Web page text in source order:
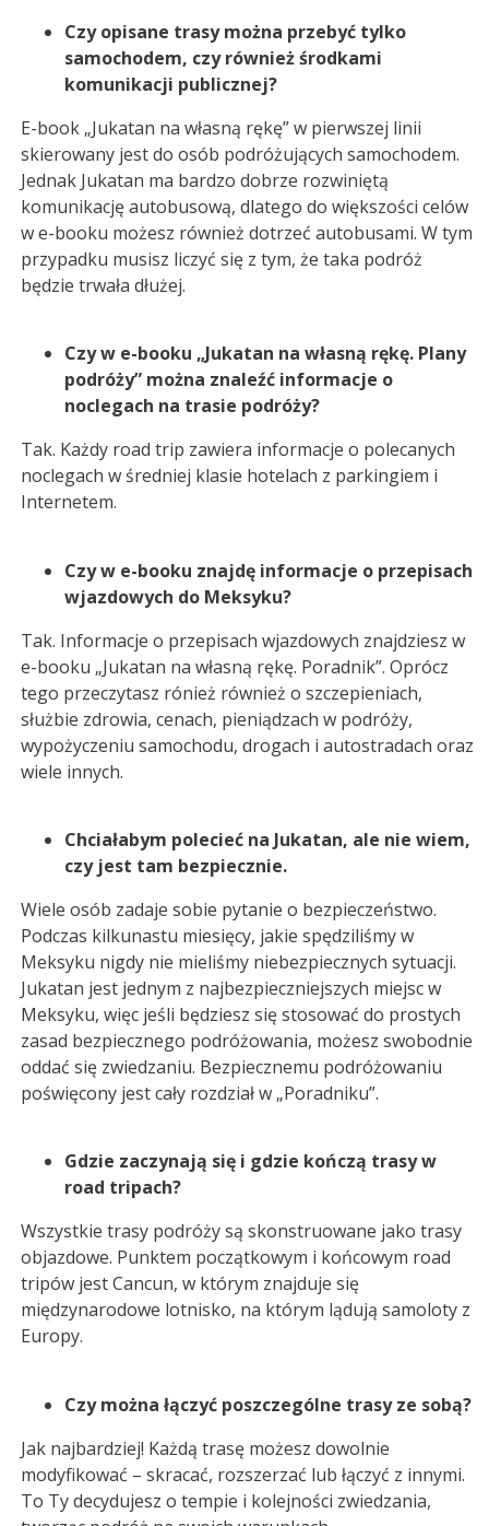
Czy opisane trasy można przebyć tylko
samochodem, czy również środkami
komunikacji publicznej?
E-book „Jukatan na własną rękę” w pierwszej linii
skierowany jest do osób podróżujących samochodem.
Jednak Jukatan ma bardzo dobrze rozwiniętą
komunikację autobusową, dlatego do większości celów
w e-booku możesz również dotrzeć autobusami. W tym
przypadku musisz liczyć się z tym, że taka podróż
będzie trwała dłużej.
Czy w e-booku „Jukatan na własną rękę. Plany
podróży” można znaleźć informacje o
noclegach na trasie podróży?
Tak. Każdy road trip zawiera informacje o polecanych
noclegach w średniej klasie hotelach z parkingiem i
Internetem.
Czy w e-booku znajdę informacje o przepisach
wjazdowych do Meksyku?
Tak. Informacje o przepisach wjazdowych znajdziesz w
e-booku „Jukatan na własną rękę. Poradnik”. Oprócz
tego przeczytasz rónież również o szczepieniach,
służbie zdrowia, cenach, pieniądzach w podróży,
wypożyczeniu samochodu, drogach i autostradach oraz
wiele innych.
Chciałabym polecieć na Jukatan, ale nie wiem,
czy jest tam bezpiecznie.
Wiele osób zadaje sobie pytanie o bezpieczeństwo.
Podczas kilkunastu miesięcy, jakie spędziliśmy w
Meksyku nigdy nie mieliśmy niebezpiecznych sytuacji.
Jukatan jest jednym z najbezpieczniejszych miejsc w
Meksyku, więc jeśli będziesz się stosować do prostych
zasad bezpiecznego podróżowania, możesz swobodnie
oddać się zwiedzaniu. Bezpiecznemu podróżowaniu
poświęcony jest cały rozdział w „Poradniku”.
Gdzie zaczynają się i gdzie kończą trasy w
road tripach?
Wszystkie trasy podróży są skonstruowane jako trasy
objazdowe. Punktem początkowym i końcowym road
tripów jest Cancun, w którym znajduje się
międzynarodowe lotnisko, na którym lądują samoloty z
Europy.
Czy można łączyć poszczególne trasy ze sobą?
Jak najbardziej! Każdą trasę możesz dowolnie
modyfikować – skracać, rozszerzać lub łączyć z innymi.
To Ty decydujesz o tempie i kolejności zwiedzania,